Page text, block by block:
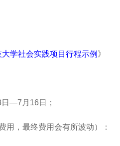
学社会实践项目行程示例 》
—7月16日；
用，最终费用会有所波动）：